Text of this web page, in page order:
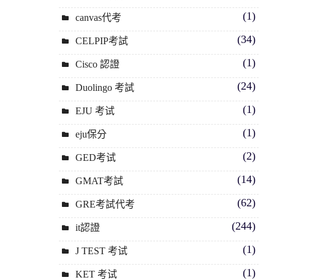
canvas代考 (1)
CELPIP考試 (34)
Cisco 認證 (1)
Duolingo 考試 (24)
EJU 考试 (1)
eju保分 (1)
GED考试 (2)
GMAT考試 (14)
GRE考試代考 (62)
it認證 (244)
J TEST 考试 (1)
KET 考试 (1)